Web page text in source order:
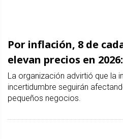
Por inflación, 8 de
elevan precios en
La organización advirtió que la
incertidumbre seguirán
pequeños negocios.